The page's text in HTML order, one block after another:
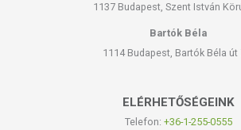
1137 Budapest, Szent István
Bartók Béla
1114 Budapest, Bartók Béla út
ELÉRHETŐSÉGEINK
Telefon: +36-1-255-0555